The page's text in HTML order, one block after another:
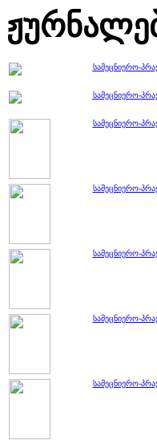
სამეცნიერო-
სამეცნიერო-
სამეცნიერო-
სამეცნიერო-
სამეცნიერო-
სამეცნიერო-
სამეცნიერო-